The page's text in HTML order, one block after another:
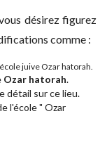
désirez figurez
comme :
juive Ozar hatorah.
Ozar hatorah.
détail sur ce lieu.
l'école " Ozar